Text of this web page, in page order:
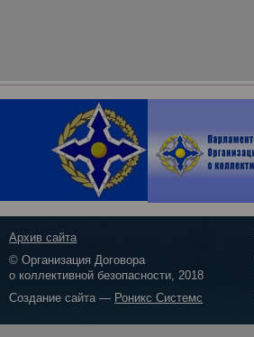
Архив сайта
© Организация Договора
о коллективной безопасности, 2018
Создание сайта — Роникс Системс